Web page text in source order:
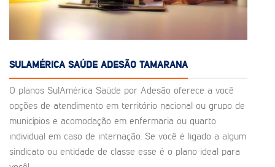
SULAMÉRICA SAÚDE ADESÃO TAMARANA
O planos SulAmérica Saúde por Adesão oferece a você
opções de atendimento em território nacional ou grupo de
municípios e acomodação em enfermaria ou quarto
individual em caso de internação. Se você é ligado a algum
sindicato ou entidade de classe esse é o plano ideal para